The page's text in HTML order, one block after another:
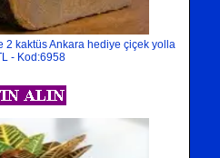
2 kaktüs Ankara hediye çiçek yolla
- Kod:6958